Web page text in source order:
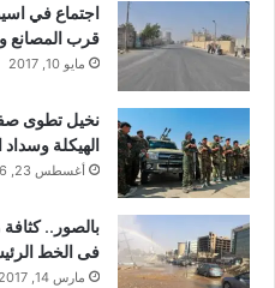
اجتماع في
قرب المصانع
مايو 10, 2017
نخيل تطوى
الهيكلة وسداد
أغسطس 23, 2016
بالصور..
فى الخط
مارس 14, 2017